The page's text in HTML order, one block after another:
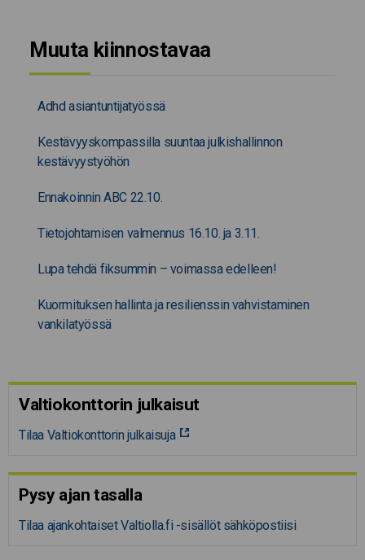
Muuta kiinnostavaa
Adhd asiantuntijatyössä
Kestävyyskompassilla suuntaa julkishallinnon
kestävyystyöhön
Ennakoinnin ABC 22.10.
Tietojohtamisen valmennus 16.10. ja 3.11.
Lupa tehdä fiksummin – voimassa edelleen!
Kuormituksen hallinta ja resilienssin vahvistaminen
vankilatyössä
Valtiokonttorin julkaisut
Tilaa Valtiokonttorin julkaisuja
Pysy ajan tasalla
Tilaa ajankohtaiset Valtiolla.fi -sisällöt sähköpostiisi